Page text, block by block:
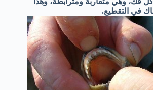
في التقطيع.